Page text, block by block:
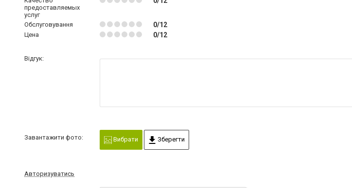
предоставляемых
услуг
Обслуговування 0/12
Цена 0/12
Відгук:
Завантажити фото: Вибрати Зберегти
Авторизуватись